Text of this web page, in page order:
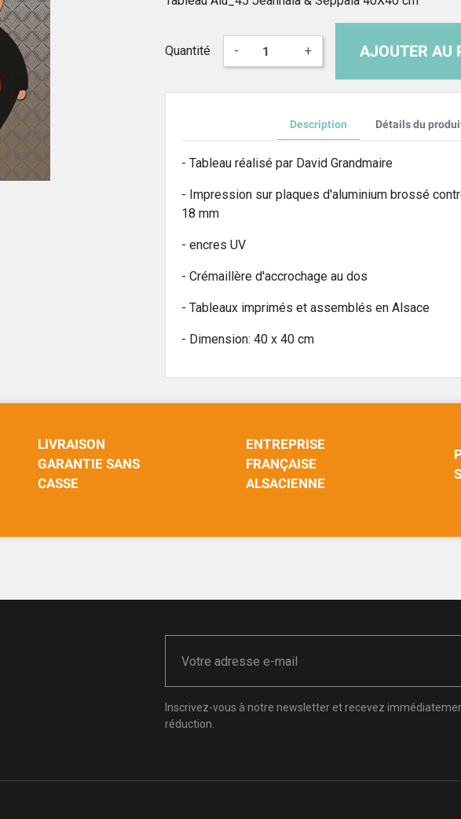
Quantité - + AJOUTER AU
Description Détails du
- Tableau réalisé par David Grandmaire
- Impression sur plaques d'aluminium brossé
18 mm
- encres UV
- Crémaillère d'accrochage au dos
- Tableaux imprimés et assemblés en Alsace
- Dimension: 40 x 40 cm
LIVRAISON
GARANTIE SANS
CASSE
ENTREPRISE
FRANÇAISE
ALSACIENNE
Inscrivez-vous à notre newsletter et recevez
réduction.